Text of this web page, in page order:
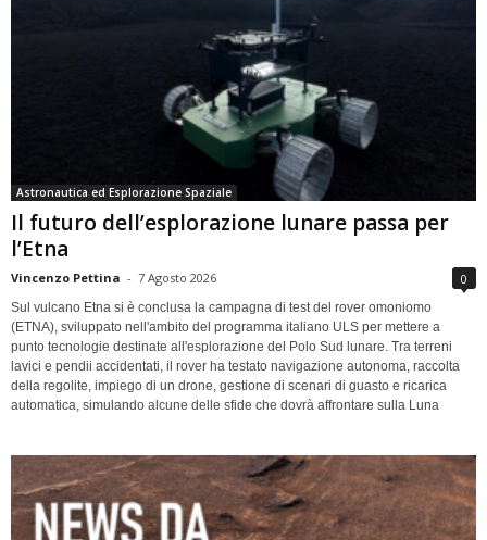
Astronautica ed Esplorazione Spaziale
Il futuro dell’esplorazione lunare passa per
l’Etna
Vincenzo Pettina - 7 Agosto 2026 0
Sul vulcano Etna si è conclusa la campagna di test del rover omoniomo
(ETNA), sviluppato nell'ambito del programma italiano ULS per mettere a
punto tecnologie destinate all'esplorazione del Polo Sud lunare. Tra terreni
lavici e pendii accidentati, il rover ha testato navigazione autonoma, raccolta
della regolite, impiego di un drone, gestione di scenari di guasto e ricarica
automatica, simulando alcune delle sfide che dovrà affrontare sulla Luna